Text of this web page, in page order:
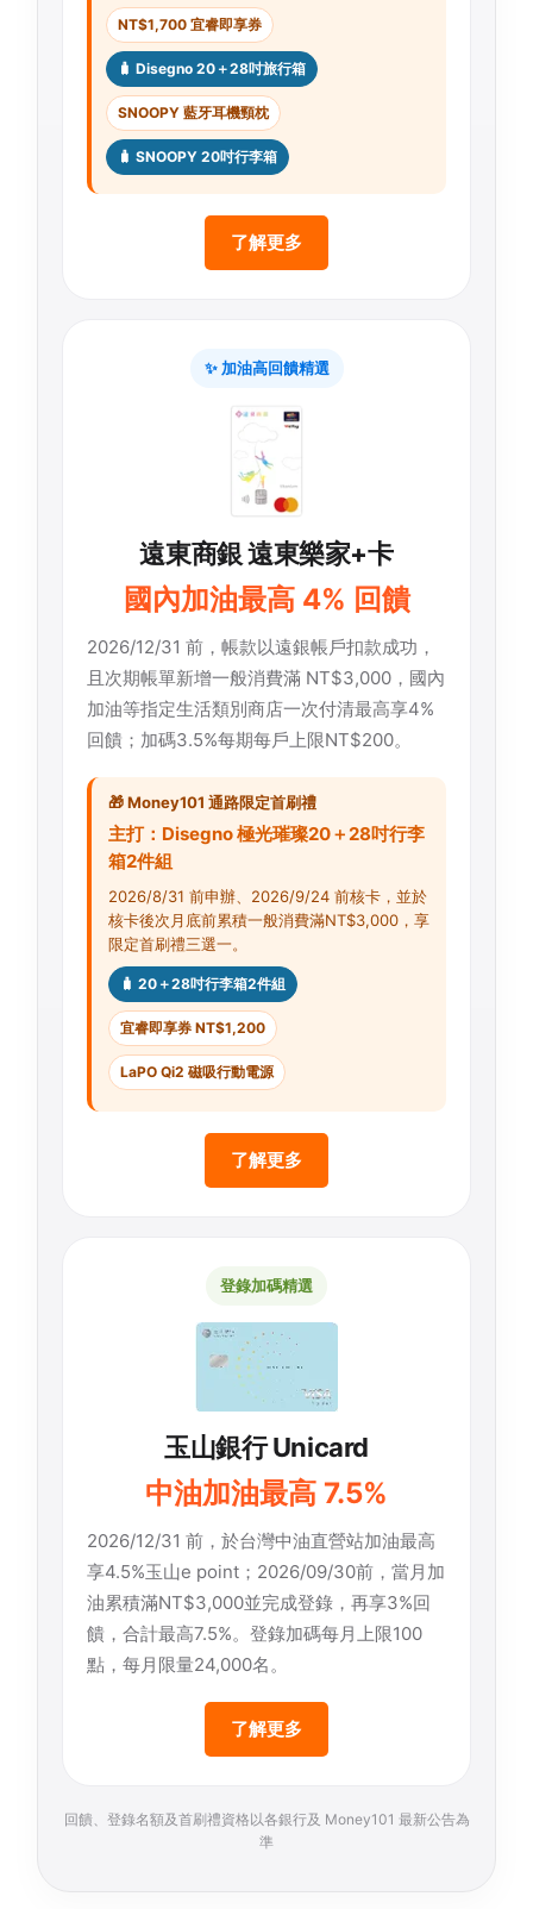
NT$1,700 宜睿即享券
🧳 Disegno 20＋28吋旅行箱
SNOOPY 藍牙耳機頸枕
🧳 SNOOPY 20吋行李箱
了解更多
✨ 加油高回饋精選
遠東商銀 遠東樂家+卡
國內加油最高 4% 回饋
2026/12/31 前，帳款以遠銀帳戶扣款成功，
且次期帳單新增一般消費滿 NT$3,000，國內
加油等指定生活類別商店一次付清最高享4%
回饋；加碼3.5%每期每戶上限NT$200。
🎁 Money101 通路限定首刷禮
主打：Disegno 極光璀璨20＋28吋行李
箱2件組
2026/8/31 前申辦、2026/9/24 前核卡，並於
核卡後次月底前累積一般消費滿NT$3,000，享
限定首刷禮三選一。
🧳 20＋28吋行李箱2件組
宜睿即享券 NT$1,200
LaPO Qi2 磁吸行動電源
了解更多
登錄加碼精選
玉山銀行 Unicard
中油加油最高 7.5%
2026/12/31 前，於台灣中油直營站加油最高
享4.5%玉山e point；2026/09/30前，當月加
油累積滿NT$3,000並完成登錄，再享3%回
饋，合計最高7.5%。登錄加碼每月上限100
點，每月限量24,000名。
了解更多
回饋、登錄名額及首刷禮資格以各銀行及 Money101 最新公告為
準